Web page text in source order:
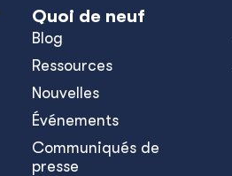
Quoi de neuf
Blog
Ressources
Nouvelles
Événements
Communiqués de
presse